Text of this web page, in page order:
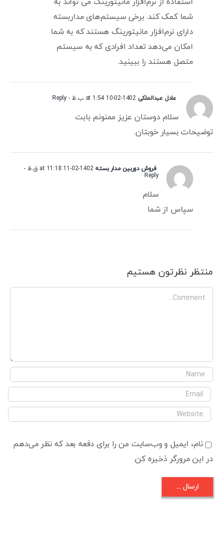
شما کمک کند. برخی سیستم‌های مداربسته
دارای نرم‌افزار مانیتورینگ هستند که به شما
امکان می‌دهد تعداد افرادی که به سیستم
متصل هستند را ببینید.
عادل عبدالملکی 1402-02-10 at 1:54 ب.ظ - Reply
سلام دوستان عزیز ممنونم بابت
توضیحات بسیار خوبتان.
فروش دوربین مدار بسته 1402-02-11 at 11:18 ق.ظ
-
Reply
سلام
سپاس از شما
منتظر نظرتون هستیم
Comment
نام، ایمیل و وب‌سایت من را برای دفعه بعد که نظر می‌دهم
در این مرورگر ذخیره کن.